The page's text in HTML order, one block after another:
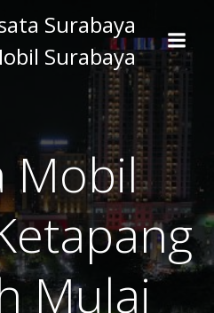
to
content
Surabaya
Surabaya
Mobil
Mulai